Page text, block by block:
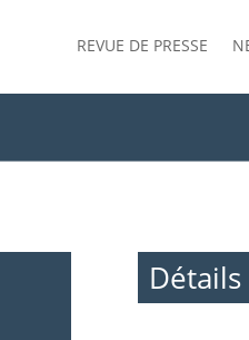
REVUE DE PRESSE
Détails